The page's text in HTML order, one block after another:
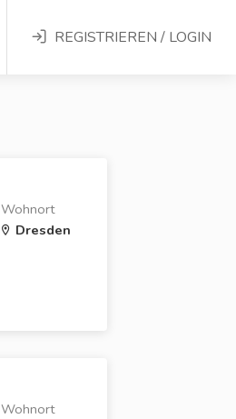
REGISTRIEREN / LOGIN
Wohnort
Dresden
Wohnort